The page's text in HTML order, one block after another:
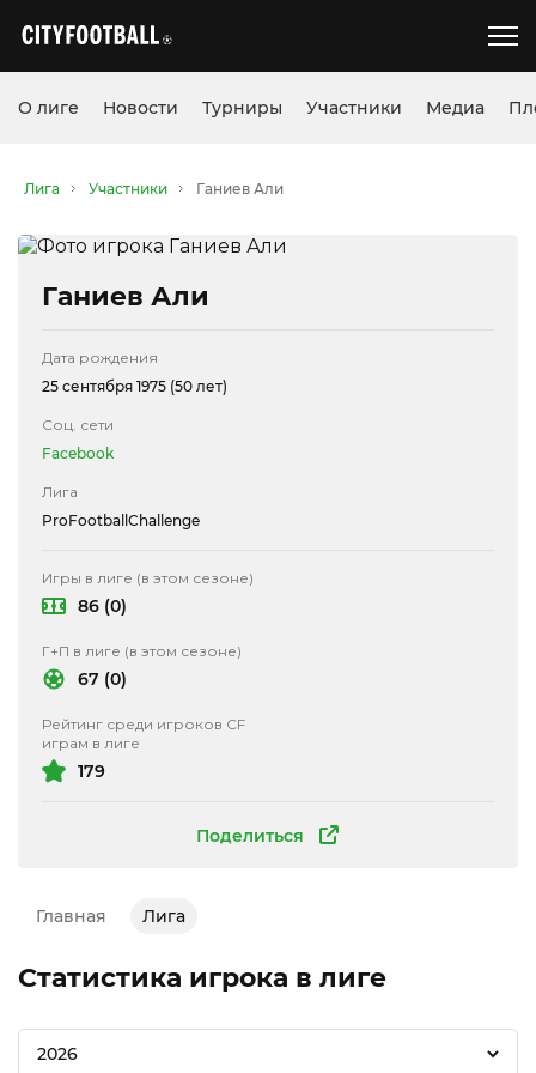
О лиге Новости Турниры Участники Медиа
Лига Участники Ганиев Али
Ганиев Али
Поделиться
Дата рождения
25 сентября 1975 (50 лет)
Соц. сети
Facebook
Лига
ProFootballChallenge
Игры в лиге (в этом сезоне)
86 (0)
Г+П в лиге (в этом сезоне)
67 (0)
Рейтинг среди игроков CF
играм в лиге
179
Главная Лига
Статистика игрока в лиге
2026